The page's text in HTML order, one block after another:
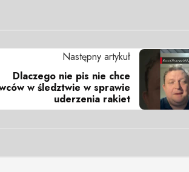
Następny artykuł
Dlaczego nie pis nie chce
w śledztwie w sprawie
uderzenia rakiet